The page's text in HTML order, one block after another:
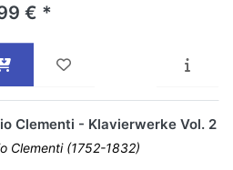
€ *
Clementi - Klavierwerke Vol. 2
Clementi (1752-1832)